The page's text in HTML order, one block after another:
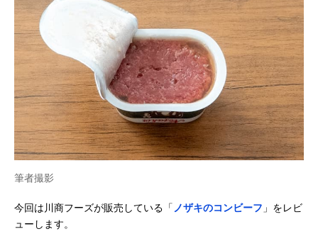
筆者撮影
今回は川商フーズが販売している「 ノザキのコンビーフ 」をレビ
ューします。